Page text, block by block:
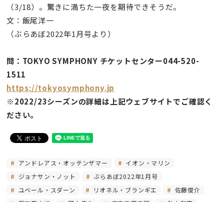
（3/18）。驚きに満ちた一夜を期待できそうだ。
文：飯尾洋一
（ぶらあぼ2022年1月号より）
問：TOKYO SYMPHONY チケットセンター044-520-
1511
https://tokyosymphony.jp
※2022/23シーズンの詳細は上記ウェブサイトでご確認く
ださい。
アンドレアス・オッテンザマー
イオン・マリン
ジョナサン・ノット
ぶらあぼ2022年1月号
ユベール・スダーン
リオネル・ブランギエ
佐藤俊介